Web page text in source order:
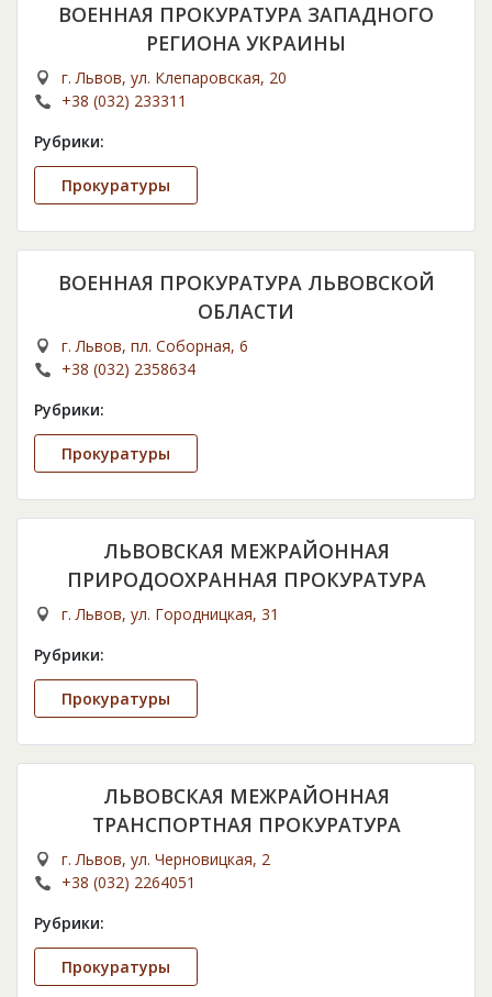
ВОЕННАЯ ПРОКУРАТУРА ЗАПАДНОГО
РЕГИОНА УКРАИНЫ
г. Львов, ул. Клепаровская, 20
+38 (032) 233311
Рубрики:
Прокуратуры
ВОЕННАЯ ПРОКУРАТУРА ЛЬВОВСКОЙ
ОБЛАСТИ
г. Львов, пл. Соборная, 6
+38 (032) 2358634
Рубрики:
Прокуратуры
ЛЬВОВСКАЯ МЕЖРАЙОННАЯ
ПРИРОДООХРАННАЯ ПРОКУРАТУРА
г. Львов, ул. Городницкая, 31
Рубрики:
Прокуратуры
ЛЬВОВСКАЯ МЕЖРАЙОННАЯ
ТРАНСПОРТНАЯ ПРОКУРАТУРА
г. Львов, ул. Черновицкая, 2
+38 (032) 2264051
Рубрики:
Прокуратуры